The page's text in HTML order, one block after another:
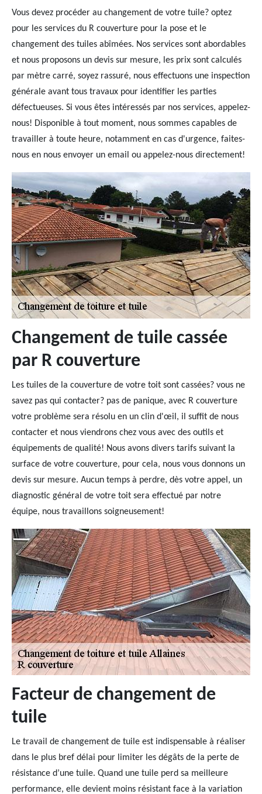
Vous devez procéder au changement de votre tuile? optez
pour les services du R couverture pour la pose et le
changement des tuiles abîmées. Nos services sont abordables
et nous proposons un devis sur mesure, les prix sont calculés
par mètre carré, soyez rassuré, nous effectuons une inspection
générale avant tous travaux pour identifier les parties
défectueuses. Si vous êtes intéressés par nos services, appelez-
nous! Disponible à tout moment, nous sommes capables de
travailler à toute heure, notamment en cas d'urgence, faites-
nous en nous envoyer un email ou appelez-nous directement!
Changement de tuile cassée
par R couverture
Les tuiles de la couverture de votre toit sont cassées? vous ne
savez pas qui contacter? pas de panique, avec R couverture
votre problème sera résolu en un clin d'œil, il suffit de nous
contacter et nous viendrons chez vous avec des outils et
équipements de qualité! Nous avons divers tarifs suivant la
surface de votre couverture, pour cela, nous vous donnons un
devis sur mesure. Aucun temps à perdre, dès votre appel, un
diagnostic général de votre toit sera effectué par notre
équipe, nous travaillons soigneusement!
Facteur de changement de
tuile
Le travail de changement de tuile est indispensable à réaliser
dans le plus bref délai pour limiter les dégâts de la perte de
résistance d’une tuile. Quand une tuile perd sa meilleure
performance, elle devient moins résistant face à la variation